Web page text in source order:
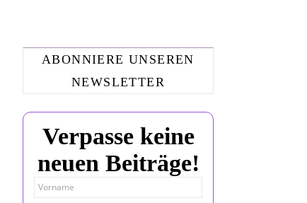
ABONNIERE UNSEREN
NEWSLETTER
Verpasse keine
neuen Beiträge!